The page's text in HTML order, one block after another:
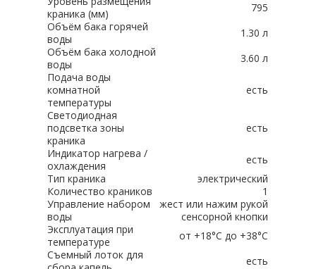
краника (мм)
795
Объём бака горячей
воды
1.30 л
Объём бака холодной
воды
3.60 л
Подача воды
комнатной
температуры
есть
Светодиодная
подсветка зоны
краника
есть
Индикатор нагрева /
охлаждения
есть
Тип краника
электрический
Количество краников
1
Управление набором
воды
жест или нажим рукой
сенсорной кнопки
Эксплуатация при
температуре
от +18°C до +38°C
Съемный лоток для
есть